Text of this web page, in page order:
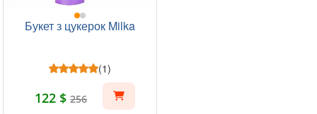
Букет з цукерок Milka
(1)
122 $ 256